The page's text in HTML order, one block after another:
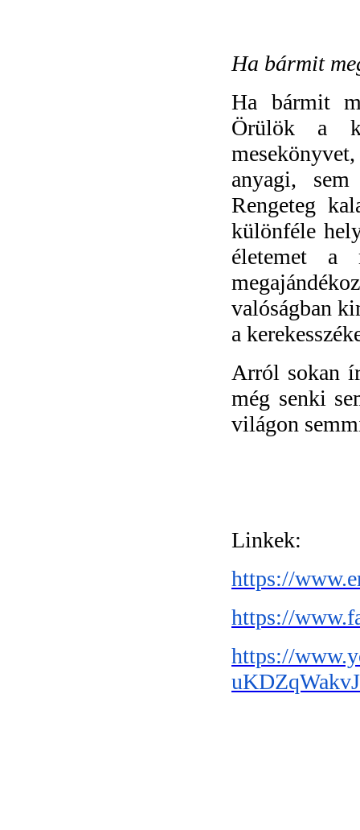
Ha bármit
Ha bármit
Örülök a
anyagi,
Rengeteg
különféle
életemet a
valóságban
a
Arról sokan
még senki
világon
Linkek:
https://
https://
https://